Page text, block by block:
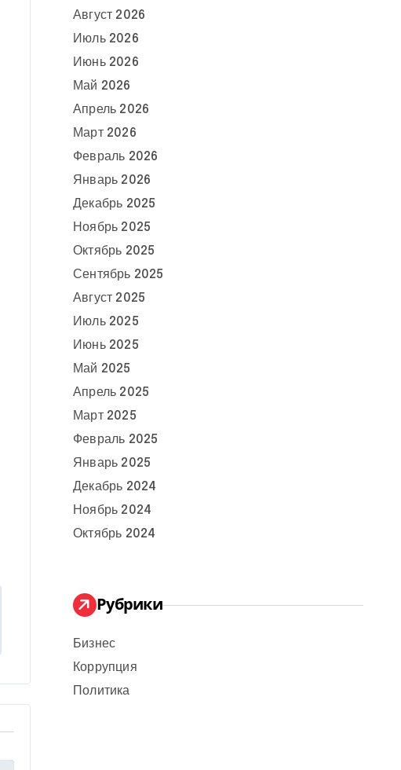
Август 2026
Июль 2026
Июнь 2026
Май 2026
Апрель 2026
Март 2026
Февраль 2026
Январь 2026
Декабрь 2025
Ноябрь 2025
Октябрь 2025
Сентябрь 2025
Август 2025
Июль 2025
Июнь 2025
Май 2025
Апрель 2025
Март 2025
Февраль 2025
Январь 2025
Декабрь 2024
Ноябрь 2024
Октябрь 2024
Рубрики
Бизнес
Коррупция
Политика